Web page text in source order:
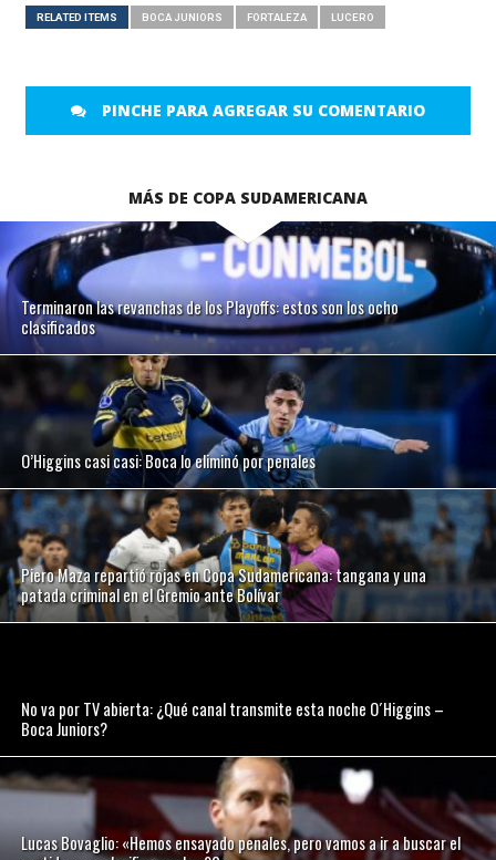
RELATED ITEMS BOCA JUNIORS FORTALEZA LUCERO
PINCHE PARA AGREGAR SU COMENTARIO
MÁS DE COPA SUDAMERICANA
Terminaron las revanchas de los Playoffs: estos son los ocho
clasificados
O’Higgins casi casi: Boca lo eliminó por penales
Piero Maza repartió rojas en Copa Sudamericana: tangana y una
patada criminal en el Gremio ante Bolívar
No va por TV abierta: ¿Qué canal transmite esta noche O´Higgins –
Boca Juniors?
Lucas Bovaglio: «Hemos ensayado penales, pero vamos a ir a buscar el